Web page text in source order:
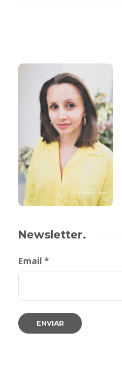
Newsletter.
Email *